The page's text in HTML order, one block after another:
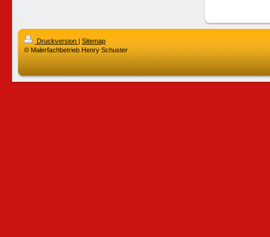
Druckversion | Sitemap
© Malerfachbetrieb Henry Schuster